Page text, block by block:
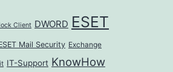
Client DWORD ESET
Mail Security Exchange
IT-Support KnowHow